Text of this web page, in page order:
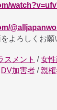
よろしくお願
スメント /女
DV加害者 / 親